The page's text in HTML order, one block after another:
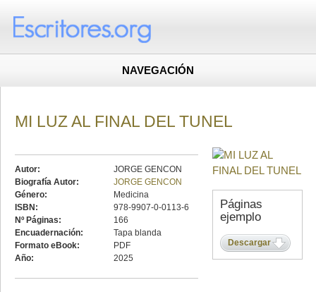
NAVEGACIÓN
Páginas
ejemplo
Descargar
MI LUZ AL FINAL DEL TUNEL
Autor:
JORGE GENCON
Biografía Autor:
JORGE GENCON
Género:
Medicina
ISBN:
978-9907-0-0113-6
Nº Páginas:
166
Encuadernación:
Tapa blanda
Formato eBook:
PDF
Año:
2025